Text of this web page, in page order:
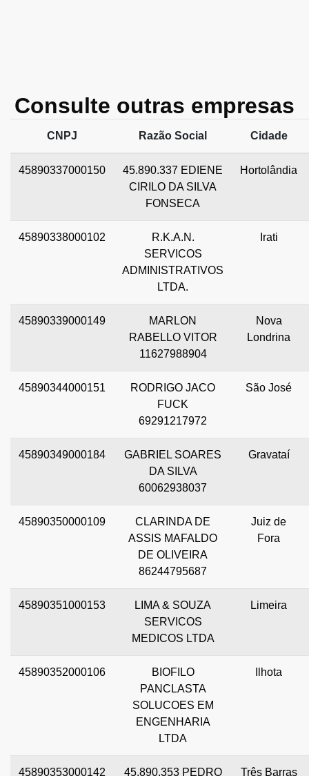
Consulte outras empresas
CNPJ Razão Social Cidade
45890337000150
45.890.337 EDIENE
CIRILO DA SILVA
FONSECA
Hortolândia
45890338000102
R.K.A.N.
SERVICOS
ADMINISTRATIVOS
LTDA.
Irati
45890339000149
MARLON
RABELLO VITOR
11627988904
Nova
Londrina
45890344000151
RODRIGO JACO
FUCK
69291217972
São José
45890349000184
GABRIEL SOARES
DA SILVA
60062938037
Gravataí
45890350000109
CLARINDA DE
ASSIS MAFALDO
DE OLIVEIRA
86244795687
Juiz de
Fora
45890351000153
LIMA & SOUZA
SERVICOS
MEDICOS LTDA
Limeira
45890352000106
BIOFILO
PANCLASTA
SOLUCOES EM
ENGENHARIA
LTDA
Ilhota
45890353000142 45.890.353 PEDRO Três Barras